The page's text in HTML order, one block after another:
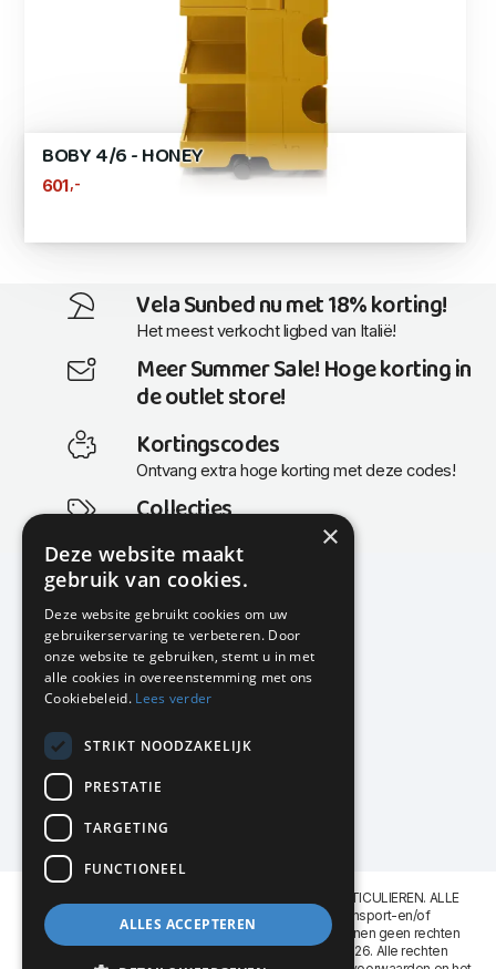
BOBY 4/6 - HONEY
601,-
Vela Sunbed nu met 18% korting!
Het meest verkocht ligbed van Italië!
Meer Summer Sale! Hoge korting in
de outlet store!
Kortingscodes
Ontvang extra hoge korting met deze codes!
Collecties
Actuele en populaire collecties
KMP Kantoormeubilair
Airport Business Park
Frankfurtstraat 29-31
1175 RH Lijnden
020-617 01 26
info@kmpkantoormeubilair.nl
Facebook
Instagram
KMP Kantoormeubilair levert aan BEDRIJVEN en PARTICULIEREN. ALLE
GENOEMDE PRIJZEN ZIJN EXCL. 21% B.T.W. Transport-en/of
Montagekosten op aanvraag. Aan deze website kunnen geen rechten
worden ontleend. KMP Kantoormeubilair VOF © 2026. Alle rechten
×
Deze website maakt
gebruik van cookies.
Deze website gebruikt cookies om uw
gebruikerservaring te verbeteren. Door
onze website te gebruiken, stemt u in met
alle cookies in overeenstemming met ons
Cookiebeleid. Lees verder
STRIKT NOODZAKELIJK
PRESTATIE
TARGETING
FUNCTIONEEL
ALLES ACCEPTEREN